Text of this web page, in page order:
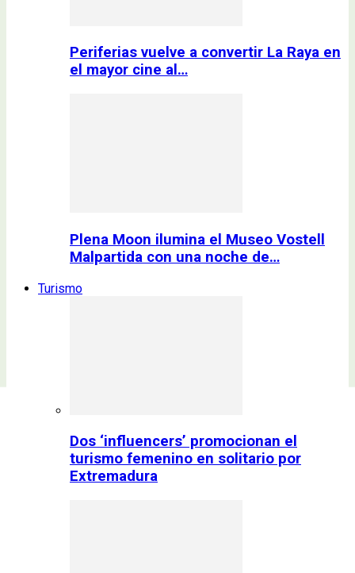
Periferias vuelve a convertir La Raya en
el mayor cine al…
Plena Moon ilumina el Museo Vostell
Malpartida con una noche de…
Turismo
Dos ‘influencers’ promocionan el
turismo femenino en solitario por
Extremadura